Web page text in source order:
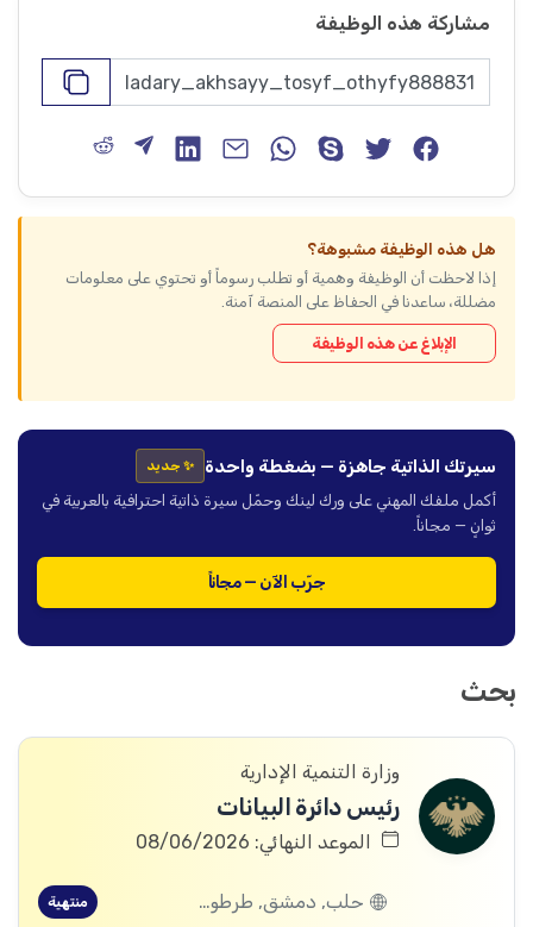
مشاركة هذه الوظيفة
هل هذه الوظيفة مشبوهة؟
إذا لاحظت أن الوظيفة وهمية أو تطلب رسوماً أو تحتوي على معلومات
مضللة، ساعدنا في الحفاظ على المنصة آمنة.
الإبلاغ عن هذه الوظيفة
سيرتك الذاتية جاهزة — بضغطة واحدة ✨ جديد
أكمل ملفك المهني على ورك لينك وحمّل سيرة ذاتية احترافية بالعربية في
ثوانٍ — مجاناً.
جرّب الآن — مجاناً
بحث
وزارة التنمية الإدارية
رئيس دائرة البيانات
الموعد النهائي: 08/06/2026
حلب, دمشق, طرطوس, ريف دمشق, ديرالزور, درعا, إدلب, القنيطرة, اللاذقية, الرقة, حمص, الحسكة, حماة منتهية